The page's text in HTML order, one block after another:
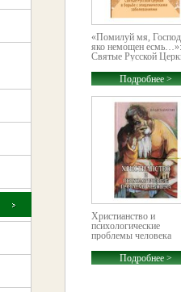
«Помилуй мя,
яко немощен есмь…»:
Святые Русской
Подробнее >
Христианство и
психологические
проблемы человека
Подробнее >